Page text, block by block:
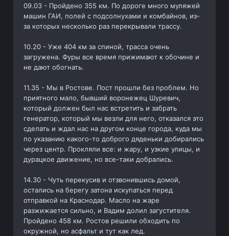
09.03 - Пройдено 355 км. По дороге много муляжей
машин ГАИ, полей с подсолнухами и комбайнов, из-
за которых несколько раз перекрывали трассу.
10.20 - Уже 404 км за спиной, трасса очень
загружена. Фуры все время прижимают к обочине и
не дают обогнать.
11.35 - Мы в Ростове. Пост прошли без проблем. Но
приятного мало, бывший воронежец Шуревич,
который должен был нас встретить и забрать
генератор, который мы везли для него, отказался это
сделать и ждал нас на другом конце города, куда мы
по указанию какого-то доброго дяденьки добирались
через центр. Прокляли все: и жару, и узкие улицы, и
дурацкое движение, но все-таки добрались.
14.30 - Чуть перекусив и отзвонившись домой,
остались на берегу затона искупаться перед
отправкой на Краснодар. Масло на жаре
разжижается сильно, и Вадим долил загустителя.
Пройдено 458 км. Ростов решили обходить по
окружной, но асфальт и тут как лед.